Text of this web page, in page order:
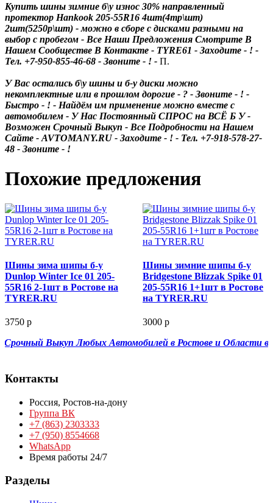
Купить шины зимние б\у износ 30% направленный
протектор Hankook 205-55R16 4шт(4тр\шт)
2шт(5250р\шт) - можно в сборе с дисками разными на
выбор с пробегом - Все Наши Предложения Смотрите В
Нашем Сообществе В Контакте - TYRE61 - Заходите - ! -
Тел. +7-950-855-46-68 - Звоните - ! - П.
У Вас остались б\у шины и б-у диски можно
некомплектные или в прошлом дорогие - ? - Звоните - ! -
Быстро - ! - Найдём им применение можно вместе с
автомобилем - У Нас Постоянный СПРОС на ВСЁ Б У -
Возможен Срочный Выкуп - Все Подробности на Нашем
Сайте - AVTOMANY.RU - Заходите - ! - Тел. +7-918-578-27-
48 - Звоните - !
Похожие предложения
Шины зима шипы б-у
Dunlop Winter Ice 01 205-
55R16 2-1шт в Ростове на
TYRER.RU
3750 р
Шины зимние шипы б-у
Bridgestone Blizzak Spike 01
205-55R16 1+1шт в Ростове
на TYRER.RU
3000 р
Выкуп Любых Автомобилей в Ростове и Области в
Контакты
Россия, Ростов-на-дону
Группа ВК
+7 (863) 2303333
+7 (950) 8554668
WhatsApp
Время работы 24/7
Разделы